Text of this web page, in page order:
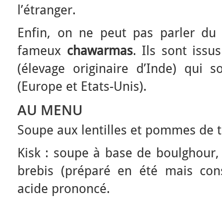
l’étranger.
Enfin, on ne peut pas parler du
fameux chawarmas. Ils sont
(élevage originaire d’Inde) qui
(Europe et Etats-Unis).
AU MENU
Soupe aux lentilles et pommes de
Kisk : soupe à base de
brebis (préparé en été mais
acide prononcé.